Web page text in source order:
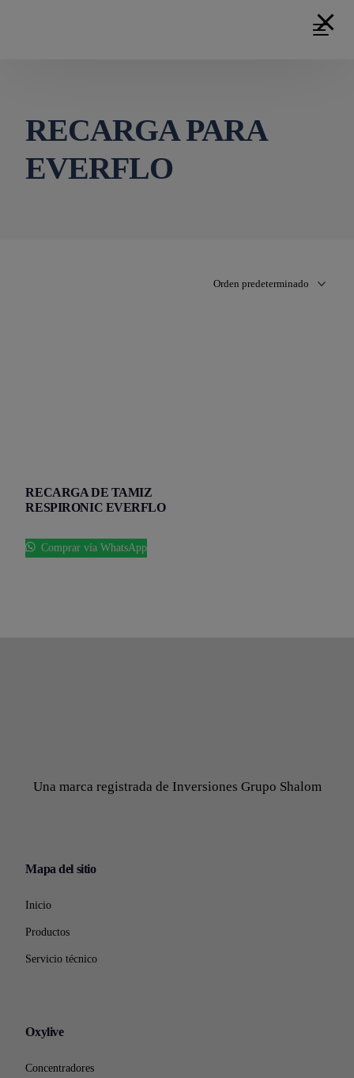
RECARGA PARA
EVERFLO
RECARGA DE TAMIZ
RESPIRONIC EVERFLO
Comprar vía WhatsApp
Una marca registrada de Inversiones Grupo Shalom
Mapa del sitio
Inicio
Productos
Servicio técnico
Oxylive
Concentradores